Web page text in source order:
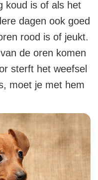
koud is of als het
dagen ook goed
rood is of jeukt.
de oren komen
sterft het weefsel
moet je met hem